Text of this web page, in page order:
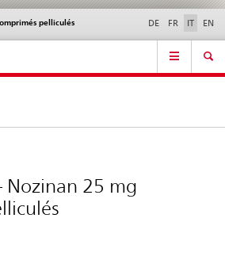
Contatto | Supporto &
aiuto
pelliculés DE FR IT EN
25 mg